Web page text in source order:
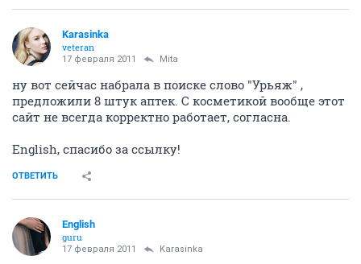
Karasinka
veteran
17 февраля 2011 Mita
ну вот сейчас набрала в поиске слово "Урьяж" ,
предложили 8 штук аптек. С косметикой вообще этот
сайт не всегда корректно работает, согласна.
English, спасибо за ссылку!
ОТВЕТИТЬ
English
guru
17 февраля 2011 Karasinka